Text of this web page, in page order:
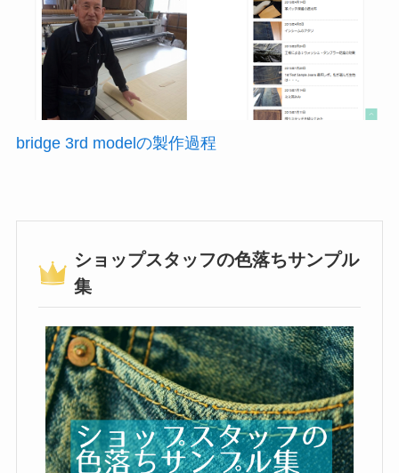
bridge 3rd modelの製作過程
ショップスタッフの色落ちサンプル
集